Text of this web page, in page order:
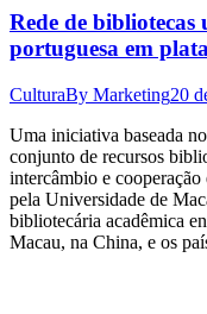
Rede de bibliotecas
portuguesa em
CulturaBy Marketing20
Uma iniciativa baseada
conjunto de recursos
intercâmbio e
pela Universidade de
bibliotecária acadêmica
Macau, na China, e os